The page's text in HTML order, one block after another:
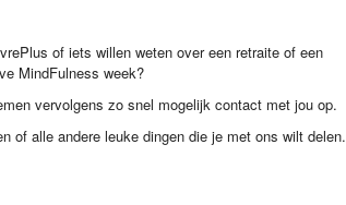
of iets willen weten over een retraite of een
MindFulness week?
vervolgens zo snel mogelijk contact met jou op.
of alle andere leuke dingen die je met ons wilt delen.